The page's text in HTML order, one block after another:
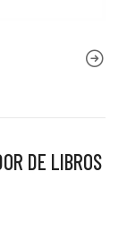
DE LIBROS